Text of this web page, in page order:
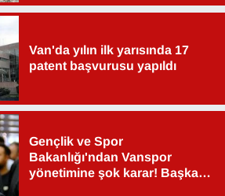
Van'da yılın ilk yarısında 17
patent başvurusu yapıldı
Gençlik ve Spor
Bakanlığı'ndan Vanspor
yönetimine şok karar! Başkan